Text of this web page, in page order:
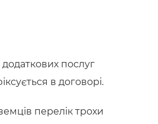
додаткових послуг
в договорі.
перелік трохи